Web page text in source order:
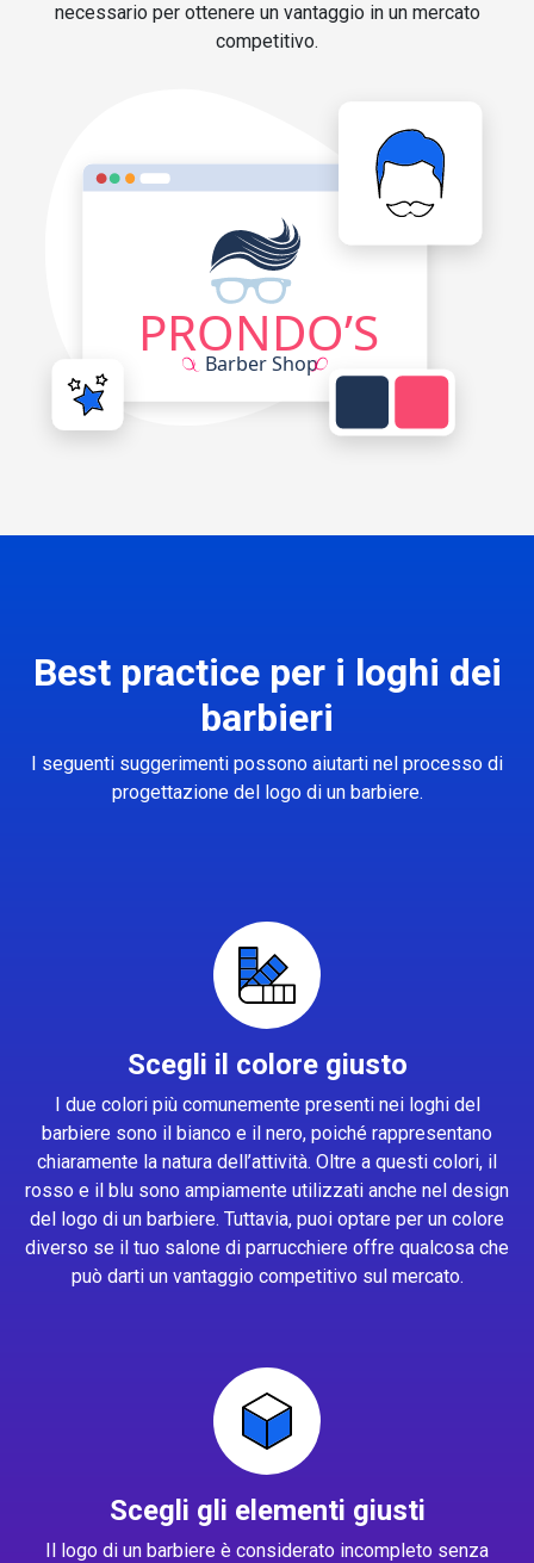
necessario per ottenere un vantaggio in un mercato
competitivo.
Best practice per i loghi dei
barbieri
I seguenti suggerimenti possono aiutarti nel processo di
progettazione del logo di un barbiere.
Scegli il colore giusto
I due colori più comunemente presenti nei loghi del
barbiere sono il bianco e il nero, poiché rappresentano
chiaramente la natura dell’attività. Oltre a questi colori, il
rosso e il blu sono ampiamente utilizzati anche nel design
del logo di un barbiere. Tuttavia, puoi optare per un colore
diverso se il tuo salone di parrucchiere offre qualcosa che
può darti un vantaggio competitivo sul mercato.
Scegli gli elementi giusti
Il logo di un barbiere è considerato incompleto senza